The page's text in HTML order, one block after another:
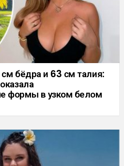
см бёдра и 63 см талия:
формы в узком белом